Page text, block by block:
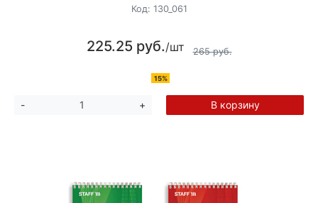
Код: 130_061
225.25 руб./шт 265 руб.
15%
- + В корзину